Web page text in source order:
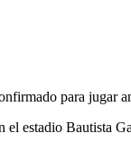
para jugar
el estadio Bautista